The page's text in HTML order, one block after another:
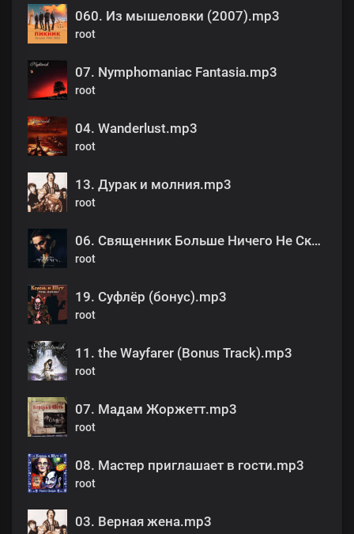
060. Из мышеловки (2007).mp3
root
07. Nymphomaniac Fantasia.mp3
root
04. Wanderlust.mp3
root
13. Дурак и молния.mp3
root
06. Священник Больше Ничего Не Скажет (Ария Тодда).mp3
root
19. Суфлёр (бонус).mp3
root
11. the Wayfarer (Bonus Track).mp3
root
07. Мадам Жоржетт.mp3
root
08. Мастер приглашает в гости.mp3
root
03. Верная жена.mp3